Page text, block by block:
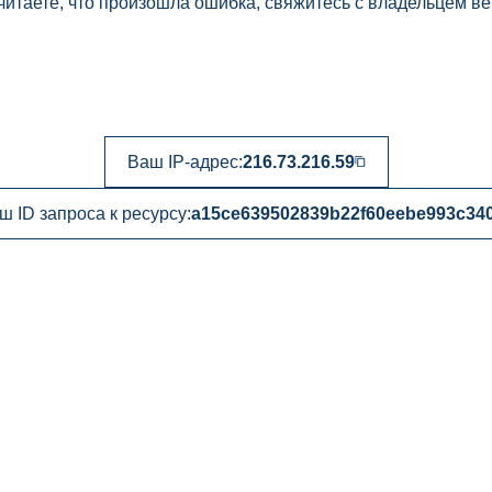
Ваш IP-адрес:216.73.216.59
ID запроса к ресурсу: